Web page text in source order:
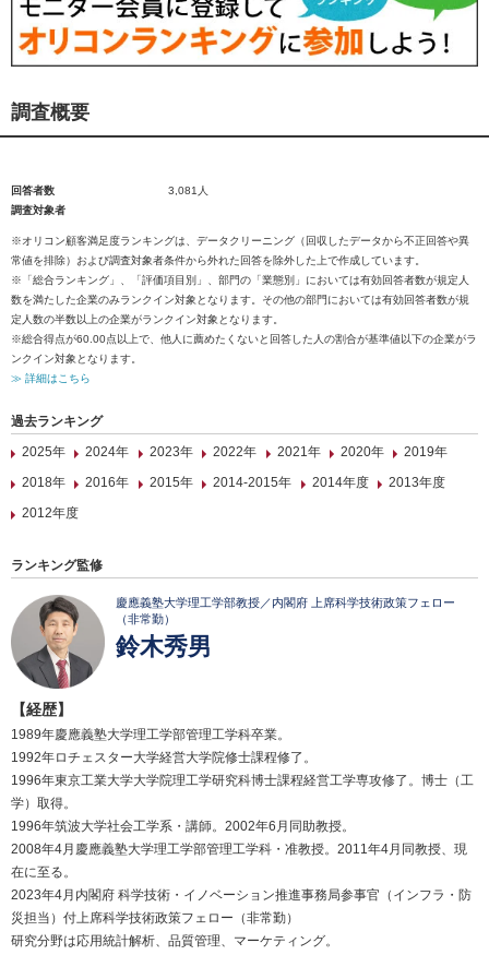
調査概要
回答者数
3,081人
調査対象者
※オリコン顧客満足度ランキングは、データクリーニング（回収したデータから不正回答や異
常値を排除）および調査対象者条件から外れた回答を除外した上で作成しています。
※「総合ランキング」、「評価項目別」、部門の「業態別」においては有効回答者数が規定人
数を満たした企業のみランクイン対象となります。その他の部門においては有効回答者数が規
定人数の半数以上の企業がランクイン対象となります。
※総合得点が60.00点以上で、他人に薦めたくないと回答した人の割合が基準値以下の企業がラ
ンクイン対象となります。
≫ 詳細はこちら
過去ランキング
2025年
2024年 2023年 2022年 2021年 2020年
2019年
2018年
2016年 2015年 2014-2015年 2014年度
2013年度
2012年度
ランキング監修
慶應義塾大学理工学部教授／内閣府 上席科学技術政策フェロー
（非常勤）
鈴木秀男
【経歴】
1989年慶應義塾大学理工学部管理工学科卒業。
1992年ロチェスター大学経営大学院修士課程修了。
1996年東京工業大学大学院理工学研究科博士課程経営工学専攻修了。博士（工
学）取得。
1996年筑波大学社会工学系・講師。2002年6月同助教授。
2008年4月慶應義塾大学理工学部管理工学科・准教授。2011年4月同教授、現
在に至る。
2023年4月内閣府 科学技術・イノベーション推進事務局参事官（インフラ・防
災担当）付上席科学技術政策フェロー（非常勤）
研究分野は応用統計解析、品質管理、マーケティング。